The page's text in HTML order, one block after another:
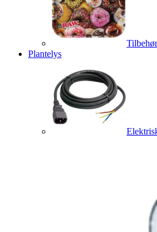
Tilbehør
Plantelys